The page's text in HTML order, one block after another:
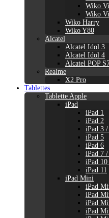
Wiko
Wiko
Wiko Harry
Wiko Y80
Alcatel
Alcatel Idol 3
Alcatel Idol 4
Alcatel POP
Realme
X2 Pro
Tablettes
Tablette Apple
iPad
iPad 1
iPad 2
iPad 3
iPad 5
iPad 6
iPad 7
iPad
iPad 11
iPad Mini
iPad
iPad
iPad
iPad